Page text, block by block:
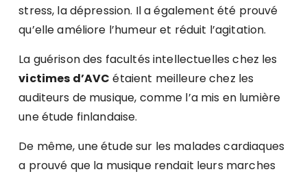
stress, la dépression. Il a également été prouvé
qu’elle améliore l’humeur et réduit l’agitation.
La guérison des facultés intellectuelles chez les
victimes d’AVC étaient meilleure chez les
auditeurs de musique, comme l’a mis en lumière
une étude finlandaise.
De même, une étude sur les malades cardiaques
a prouvé que la musique rendait leurs marches